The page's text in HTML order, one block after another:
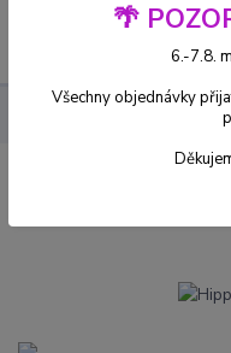
Hippopotas
🌴
6.-7.8.
Všechny objednávky